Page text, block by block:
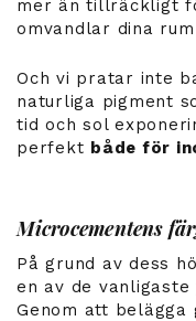
mer än tillräckligt
omvandlar dina
Och vi pratar inte
naturliga pigment
tid och sol
perfekt både för
Microcementens
På grund av dess
en av de
Genom att